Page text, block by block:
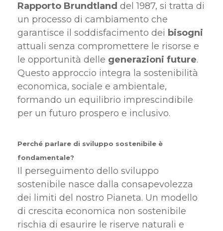
Rapporto Brundtland del 1987, si tratta di
un processo di cambiamento che
garantisce il soddisfacimento dei bisogni
attuali senza compromettere le risorse e
le opportunità delle generazioni future.
Questo approccio integra la sostenibilità
economica, sociale e ambientale,
formando un equilibrio imprescindibile
per un futuro prospero e inclusivo.
Perché parlare di sviluppo sostenibile è
fondamentale?
Il perseguimento dello sviluppo
sostenibile nasce dalla consapevolezza
dei limiti del nostro Pianeta. Un modello
di crescita economica non sostenibile
rischia di esaurire le riserve naturali e